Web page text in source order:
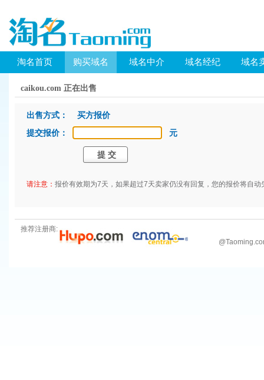
淘名首页 购买域名 域名中介 域名经纪 域名
caikou.com 正在出售
出售方式： 买方报价
提交报价：
元
请注意： 报价有效期为7天，如果超过7天卖家仍没有回复，您的报价将自动
推荐注册商:
@